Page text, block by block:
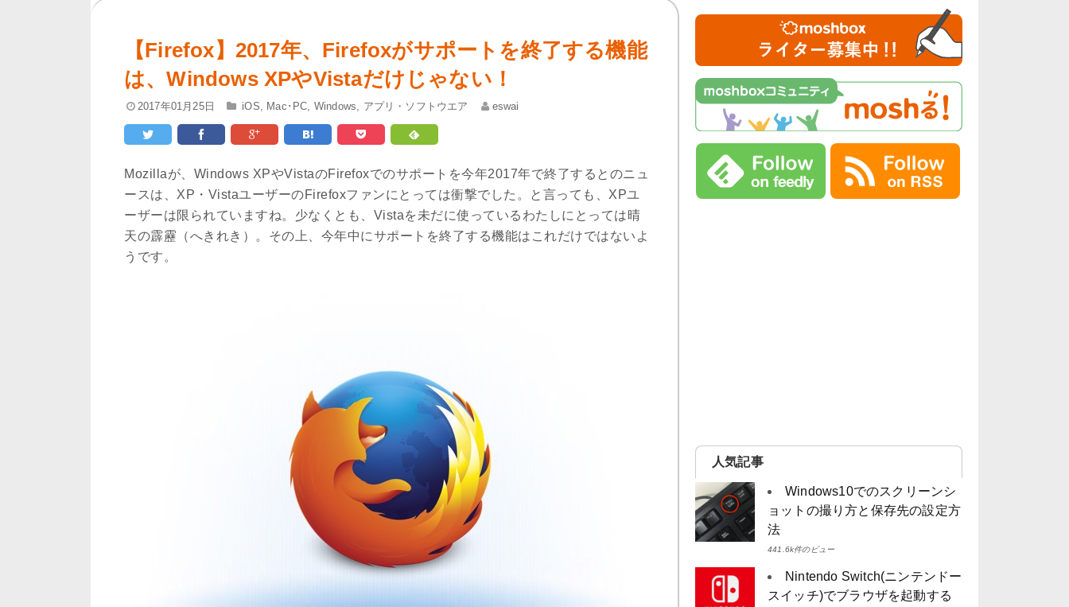
【Firefox】2017年、Firefoxがサポートを終了する機能
は、Windows XPやVistaだけじゃない！
2017年01月25日 iOS, Mac･PC, Windows, アプリ・ソフトウエア eswai
Mozillaが、Windows XPやVistaのFirefoxでのサポートを今年2017年で終了するとのニュ
ースは、XP・VistaユーザーのFirefoxファンにとっては衝撃でした。と言っても、XPユ
ーザーは限られていますね。少なくとも、Vistaを未だに使っているわたしにとっては晴
天の霹靂（へきれき）。その上、今年中にサポートを終了する機能はこれだけではないよ
うです。
人気記事
Windows10でのスクリーンシ
ョットの撮り方と保存先の設定方
法
441.6k件のビュー
Nintendo Switch(ニンテンドー
スイッチ)でブラウザを起動する